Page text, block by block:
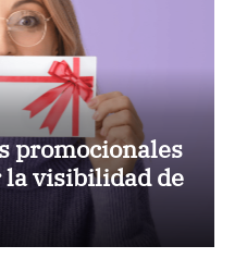
promocionales
visibilidad de